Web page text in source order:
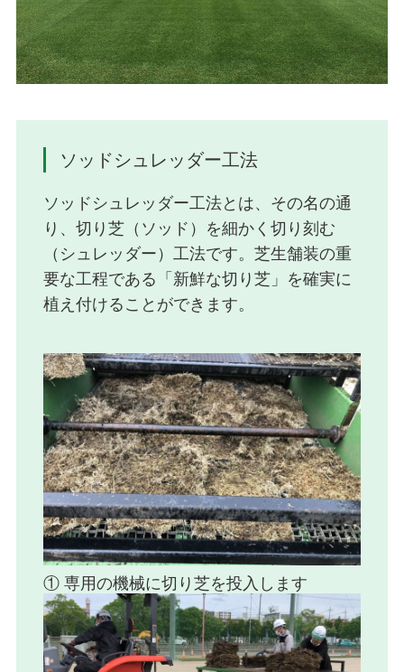
ソッドシュレッダー工法
ソッドシュレッダー工法とは、その名の通
り、切り芝（ソッド）を細かく切り刻む
（シュレッダー）工法です。芝生舗装の重
要な工程である「新鮮な切り芝」を確実に
植え付けることができます。
① 専用の機械に切り芝を投入します